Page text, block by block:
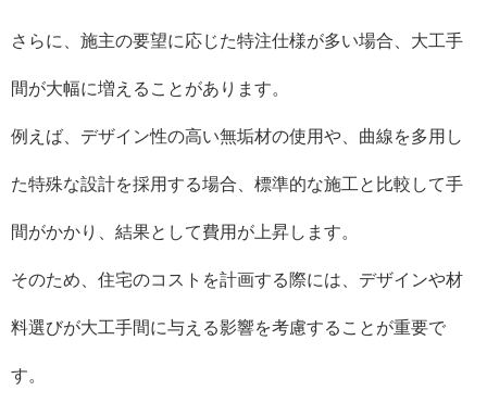
さらに、施主の要望に応じた特注仕様が多い場合、大工手
間が大幅に増えることがあります。
例えば、デザイン性の高い無垢材の使用や、曲線を多用し
た特殊な設計を採用する場合、標準的な施工と比較して手
間がかかり、結果として費用が上昇します。
そのため、住宅のコストを計画する際には、デザインや材
料選びが大工手間に与える影響を考慮することが重要で
す。